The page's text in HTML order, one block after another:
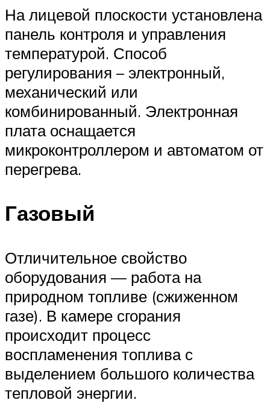
На лицевой плоскости установлена
панель контроля и управления
температурой. Способ
регулирования – электронный,
механический или
комбинированный. Электронная
плата оснащается
микроконтроллером и автоматом от
перегрева.
Газовый
Отличительное свойство
оборудования — работа на
природном топливе (сжиженном
газе). В камере сгорания
происходит процесс
воспламенения топлива с
выделением большого количества
тепловой энергии.